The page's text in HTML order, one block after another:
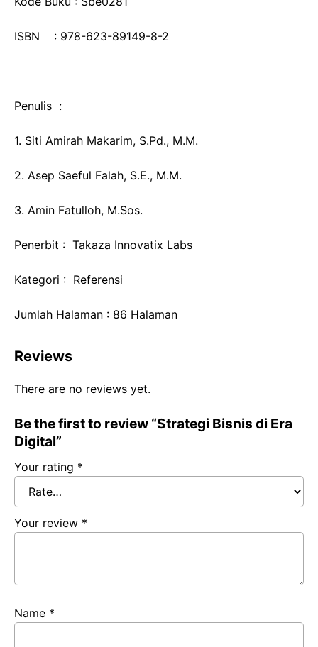
ISBN : 978-623-89149-8-2
Penulis :
1. Siti Amirah Makarim, S.Pd., M.M.
2. Asep Saeful Falah, S.E., M.M.
3. Amin Fatulloh, M.Sos.
Penerbit : Takaza Innovatix Labs
Kategori : Referensi
Jumlah Halaman : 86 Halaman
Reviews
There are no reviews yet.
Be the first to review “Strategi Bisnis di Era
Digital”
Your rating *
Your review *
Name *